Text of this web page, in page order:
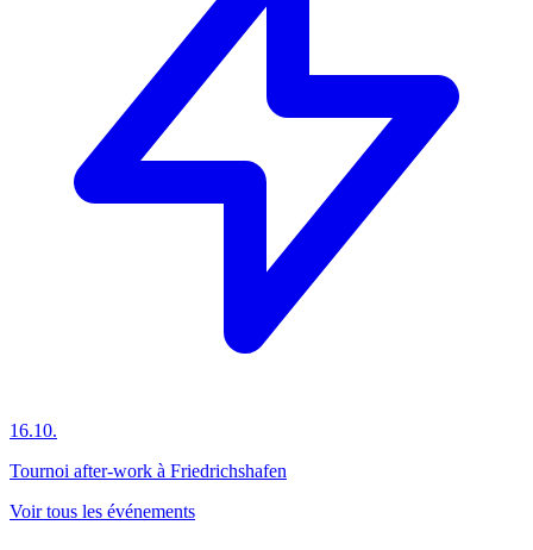
16.10.
Tournoi after-work à Friedrichshafen
Voir tous les événements